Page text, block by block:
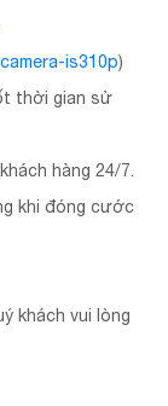
is310p)
thời gian sử
hàng 24/7.
khi đóng cước
khách vui lòng